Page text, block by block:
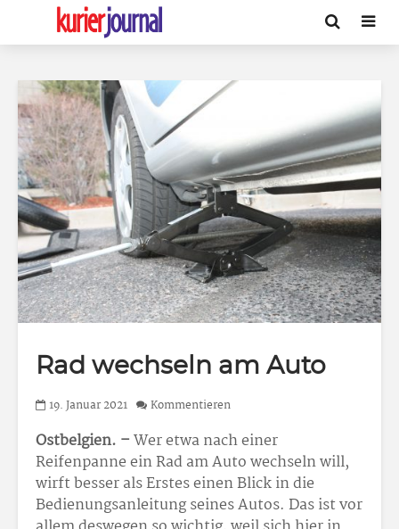
Rad wechseln am Auto
19. Januar 2021 Kommentieren
Ostbelgien. –Wer etwa nach einer
Reifenpanne ein Rad am Auto wechseln will,
wirft besser als Erstes einen Blick in die
Bedienungsanleitung seines Autos. Das ist vor